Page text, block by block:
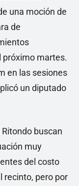
una moción de
de
próximo martes.
en las sesiones
un diputado
buscan
muy
del costo
recinto, pero por